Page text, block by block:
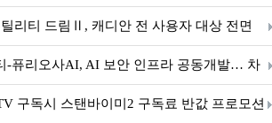
리티 드림Ⅱ, 캐디안 전 사용자 대상 전면
-퓨리오사AI, AI 보안 인프라 공동개발… 차
축
구독시 스탠바이미2 구독료 반값 프로모션